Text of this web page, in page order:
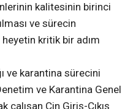
kalitesinin birinci
ve sürecin
heyetin kritik bir adım
ve karantina sürecini
ve Karantina Genel
çalışan Çin Giriş-Çıkış